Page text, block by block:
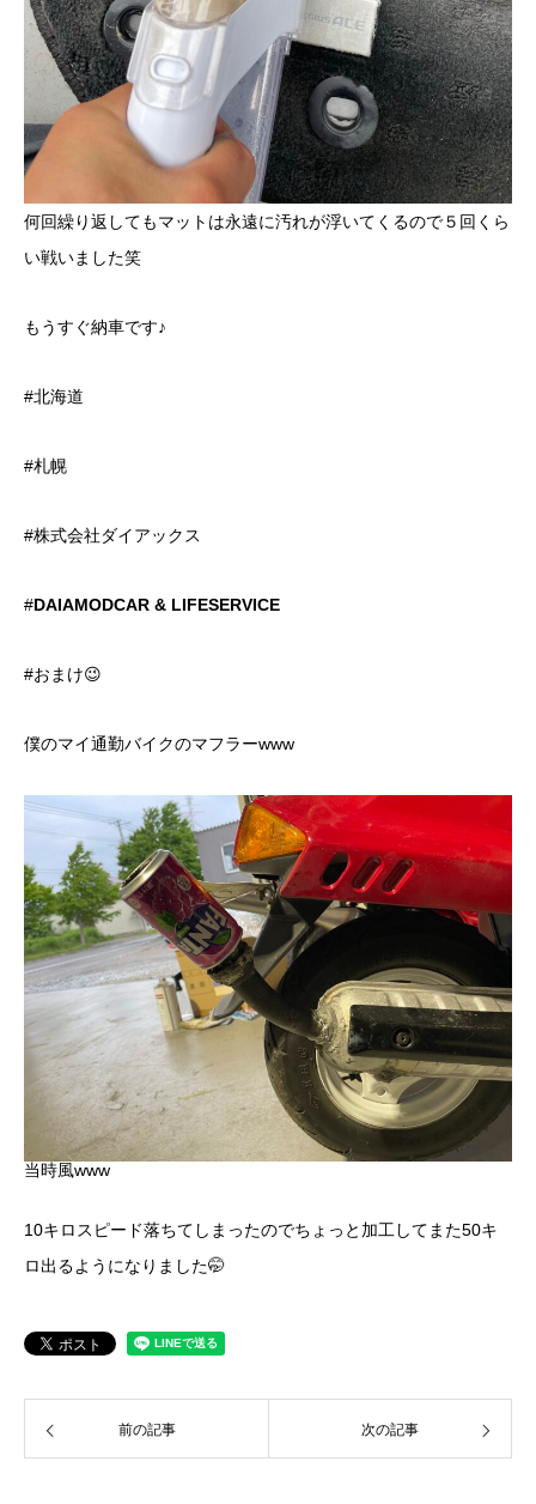
何回繰り返してもマットは永遠に汚れが浮いてくるので５回くら
い戦いました笑
もうすぐ納車です♪
#北海道
#札幌
#株式会社ダイアックス
#DAIAMODCAR & LIFESERVICE
#おまけ😉
僕のマイ通勤バイクのマフラーwww
当時風www
10キロスピード落ちてしまったのでちょっと加工してまた50キ
ロ出るようになりました🤭
前の記事 次の記事